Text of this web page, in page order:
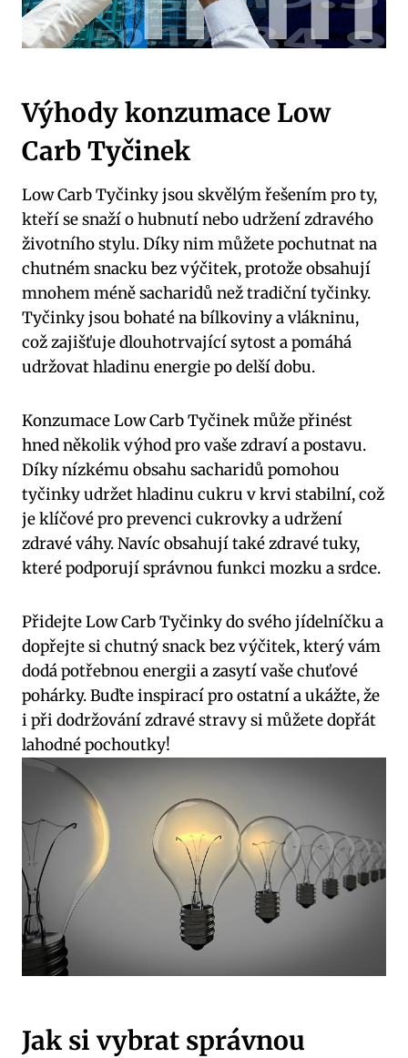
Výhody konzumace Low ​
Carb Tyčinek
Low Carb Tyčinky jsou skvělým ‌řešením pro ty,
kteří se snaží o hubnutí nebo udržení zdravého
životního stylu. Díky nim můžete pochutnat na
chutném snacku‌ bez výčitek, ⁣protože obsahují
mnohem méně sacharidů​ než‍ tradiční tyčinky.
Tyčinky jsou bohaté na bílkoviny a vlákninu,
což zajišťuje dlouhotrvající sytost a pomáhá
udržovat hladinu ⁤energie⁣ po⁢ delší dobu.
Konzumace Low Carb⁢ Tyčinek ⁤může přinést
hned několik​ výhod pro ​vaše ⁣zdraví a postavu.
⁤Díky nízkému obsahu ​sacharidů pomohou
tyčinky udržet hladinu cukru ⁢v​ krvi stabilní, což
je klíčové pro prevenci cukrovky a udržení
zdravé váhy. Navíc obsahují také zdravé tuky,
které podporují správnou funkci mozku a srdce.
Přidejte Low ​Carb Tyčinky do svého jídelníčku⁤ a
dopřejte ⁢si chutný snack bez výčitek, který vám
dodá potřebnou ⁤energii a zasytí vaše ​chuťové
pohárky. Buďte inspirací pro ostatní a ukážte, že
i při dodržování zdravé stravy si ⁤můžete ⁢dopřát
lahodné pochoutky!
Jak si vybrat ⁣správnou